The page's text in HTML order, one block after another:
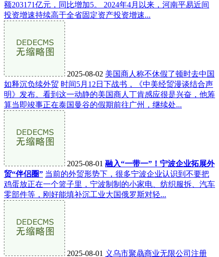
额203171亿元，同比增加5。 2024年4月以来，河南平易近间
投资增速持续高于全省固定资产投资增速...
2025-08-02 美国商人称不休假了顿时去中国
如释沉负续外贸 时间5月12日下战书，《中美经贸漫谈结合声
明》发布。看到这一动静的美国商人丁肯感应很是兴奋，他筹
算当即竣事正在泰国曼谷的假期前往广州，继续处...
2025-08-01 融入“一带一”！宁波企业拓展外
贸“伴侣圈” 当前的外贸形势下，很多宁波企业认识到不要把
鸡蛋放正在一个篮子里，宁波制制的小家电、纺织服拆、汽车
零部件等，刚好能填补沉工业大国俄罗斯对轻...
2025-08-01 义乌市聚骉商业无限公司注册